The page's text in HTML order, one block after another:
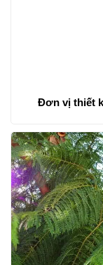
Đơn vị thiết